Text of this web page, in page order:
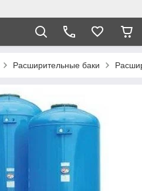
Расширительные баки